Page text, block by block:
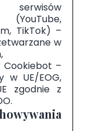
(YouTube,
TikTok) –
w
Cookiebot –
w UE/EOG,
zgodnie z